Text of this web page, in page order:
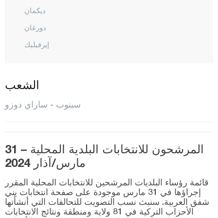
ديكمان
دورغان
إيرفيليك
المركز
ساراي دوزو
شرناق
سيفاس
تكيرداغ
توكات
طرابزون
الشعب
سينوب - ساراي دوزو
المرشحون للانتخابات البلدية المحلية – 31
مارس/آذار 2024
قائمة رؤساء البلديات المرشحين للانتخابات المحلية المقرر
إجراؤها في 31 مارس موجودة على صفحة انتخابات يني
شفق العربية. سنبث نسب التصويت للتحالفات التي أنشأتها
الأحزاب التركية في 81 ولاية ومنطقة ونتائج الانتخابات